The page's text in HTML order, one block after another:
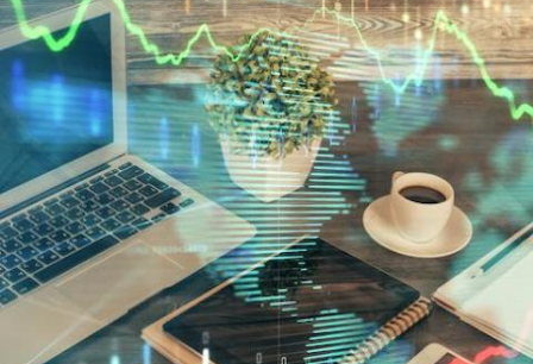
Tovább